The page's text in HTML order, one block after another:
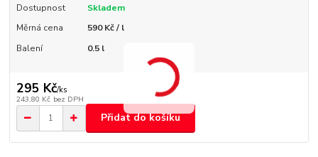
Dostupnost
Skladem
Měrná cena
590 Kč / l
Balení
0.5 l
295 Kč/ks
243,80 Kč bez DPH
Přidat do košíku